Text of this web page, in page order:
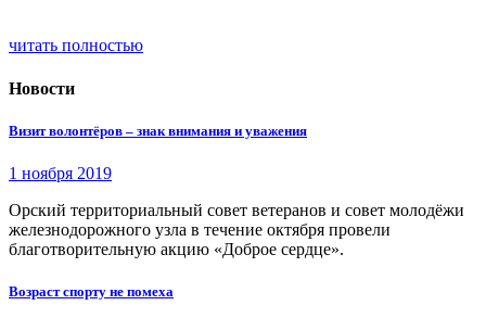
читать полностью
Новости
Визит волонтёров – знак внимания и уважения
1 ноября 2019
Орский территориальный совет ветеранов и совет молодёжи
железнодорожного узла в течение октября провели
благотворительную акцию «Доброе сердце».
Возраст спорту не помеха